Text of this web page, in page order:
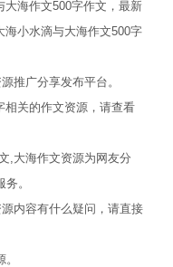
大海作文500字作文，最新
小水滴与大海作文500字
推广分享发布平台。
相关的作文资源，请查看
,大海作文资源为网友分
。
内容有什么疑问，请直接